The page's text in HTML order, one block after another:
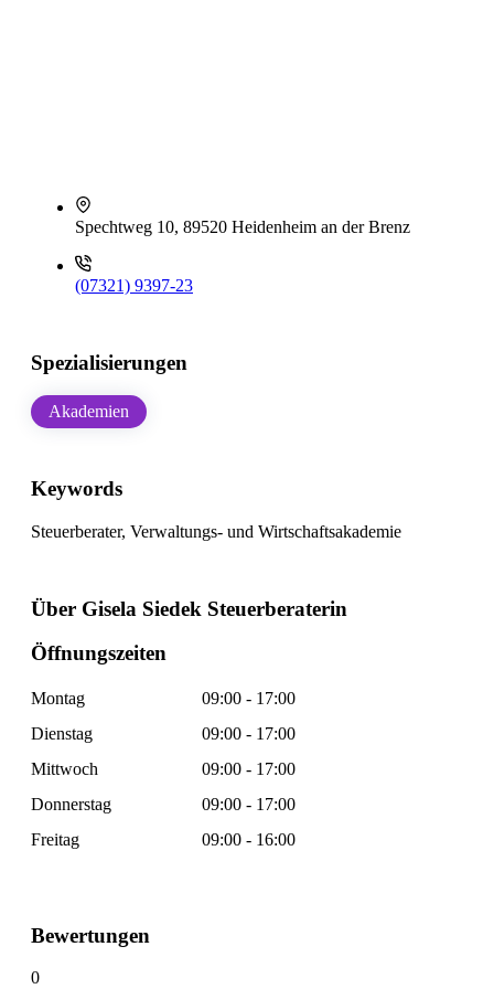
Spechtweg 10, 89520 Heidenheim an der Brenz
(07321) 9397-23
Spezialisierungen
Akademien
Keywords
Steuerberater, Verwaltungs- und Wirtschaftsakademie
Über Gisela Siedek Steuerberaterin
Öffnungszeiten
Montag
09:00 - 17:00
Dienstag
09:00 - 17:00
Mittwoch
09:00 - 17:00
Donnerstag
09:00 - 17:00
Freitag
09:00 - 16:00
Bewertungen
0